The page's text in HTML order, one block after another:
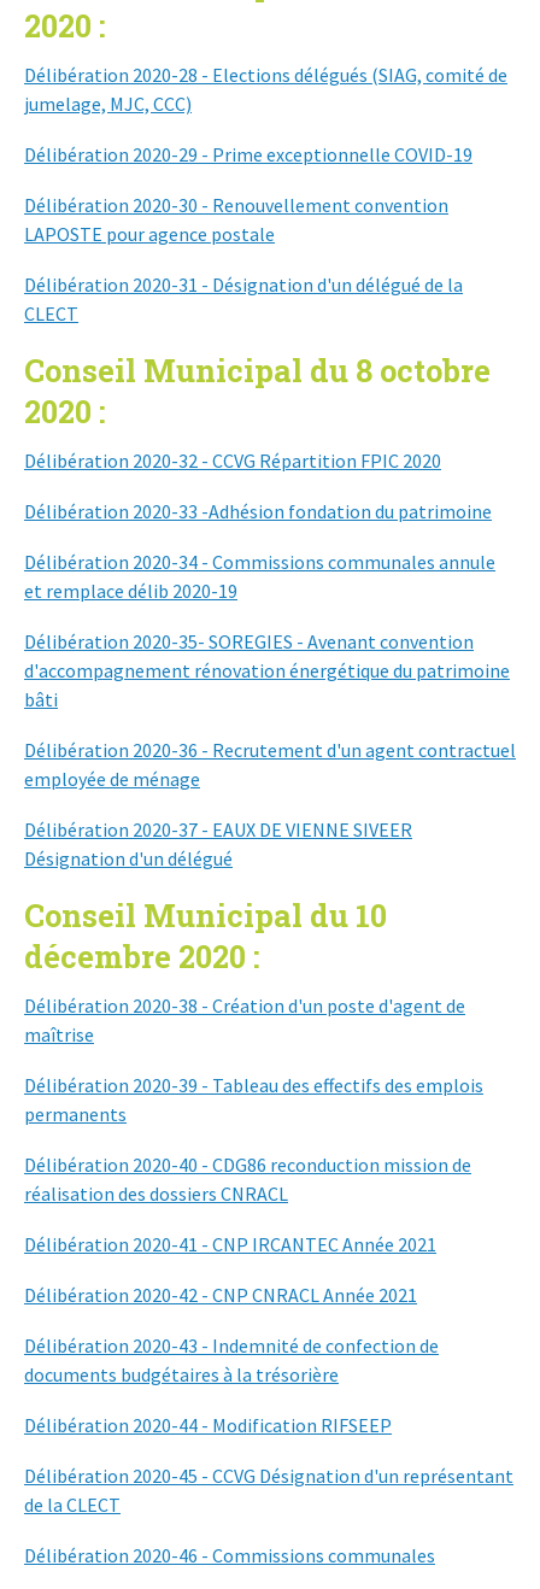
2020 :
Délibération 2020-28 - Elections délégués (SIAG, comité de
jumelage, MJC, CCC)
Délibération 2020-29 - Prime exceptionnelle COVID-19
Délibération 2020-30 - Renouvellement convention
LAPOSTE pour agence postale
Délibération 2020-31 - Désignation d'un délégué de la
CLECT
Conseil Municipal du 8 octobre
2020 :
Délibération 2020-32 - CCVG Répartition FPIC 2020
Délibération 2020-33 -Adhésion fondation du patrimoine
Délibération 2020-34 - Commissions communales annule
et remplace délib 2020-19
Délibération 2020-35- SOREGIES - Avenant convention
d'accompagnement rénovation énergétique du patrimoine
bâti
Délibération 2020-36 - Recrutement d'un agent contractuel
employée de ménage
Délibération 2020-37 - EAUX DE VIENNE SIVEER
Désignation d'un délégué
Conseil Municipal du 10
décembre 2020 :
Délibération 2020-38 - Création d'un poste d'agent de
maîtrise
Délibération 2020-39 - Tableau des effectifs des emplois
permanents
Délibération 2020-40 - CDG86 reconduction mission de
réalisation des dossiers CNRACL
Délibération 2020-41 - CNP IRCANTEC Année 2021
Délibération 2020-42 - CNP CNRACL Année 2021
Délibération 2020-43 - Indemnité de confection de
documents budgétaires à la trésorière
Délibération 2020-44 - Modification RIFSEEP
Délibération 2020-45 - CCVG Désignation d'un représentant
de la CLECT
Délibération 2020-46 - Commissions communales